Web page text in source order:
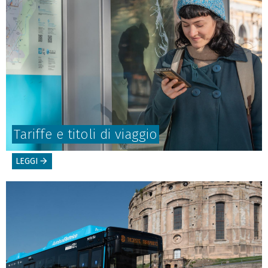
Tariffe e titoli di viaggio
LEGGI arrow_forward